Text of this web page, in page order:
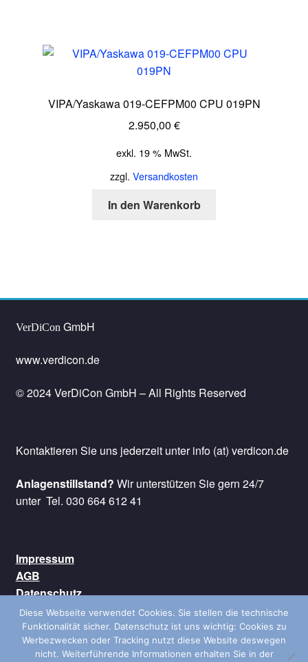
VIPA/Yaskawa 019-CEFPM00 CPU 019PN
2.950,00 €
exkl. 19 % MwSt.
zzgl. Versandkosten
In den Warenkorb
VerDiConGmbH
www.verdicon.de
© 2024 VerDiCon GmbH – All Rights Reserved
Kontaktieren Sie uns jederzeit unter info (at) verdicon.de
Anlagenstillstand? Wir unterstützen Sie gern 24/7
unter Tel. 030 664 612 41
Impressum
AGB
Datenschutz
Kontakt
Versand
Diese Webseite verwendet Cookies. Sie stellen die technische
Funktionalität sicher. Datenschutz ist uns wichtig: Cookies zu
Werbezwecken oder Tracking nutzt diese Website deswegen
nicht. Weiterführende Informationen erhalten Sie in der